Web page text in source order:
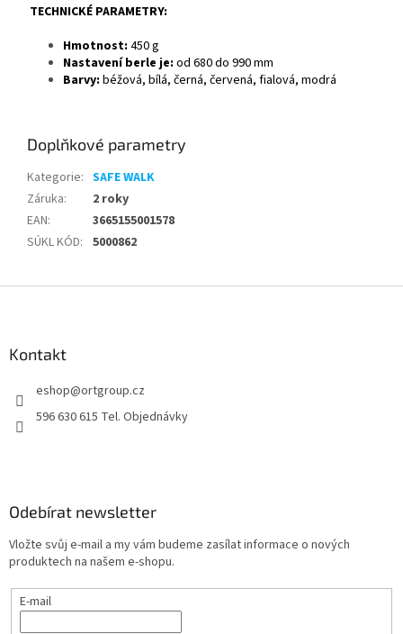
TECHNICKÉ PARAMETRY:
Hmotnost: 450 g
Nastavení berle je: od 680 do 990 mm
Barvy: béžová, bílá, černá, červená, fialová, modrá
Doplňkové parametry
Kategorie: SAFE WALK
Záruka:
2 roky
EAN:
3665155001578
SÚKL KÓD: 5000862
Kontakt
eshop@ortgroup.cz
596 630 615 Tel. Objednávky
Odebírat newsletter
Vložte svůj e-mail a my vám budeme zasílat informace o nových
produktech na našem e-shopu.
E-mail